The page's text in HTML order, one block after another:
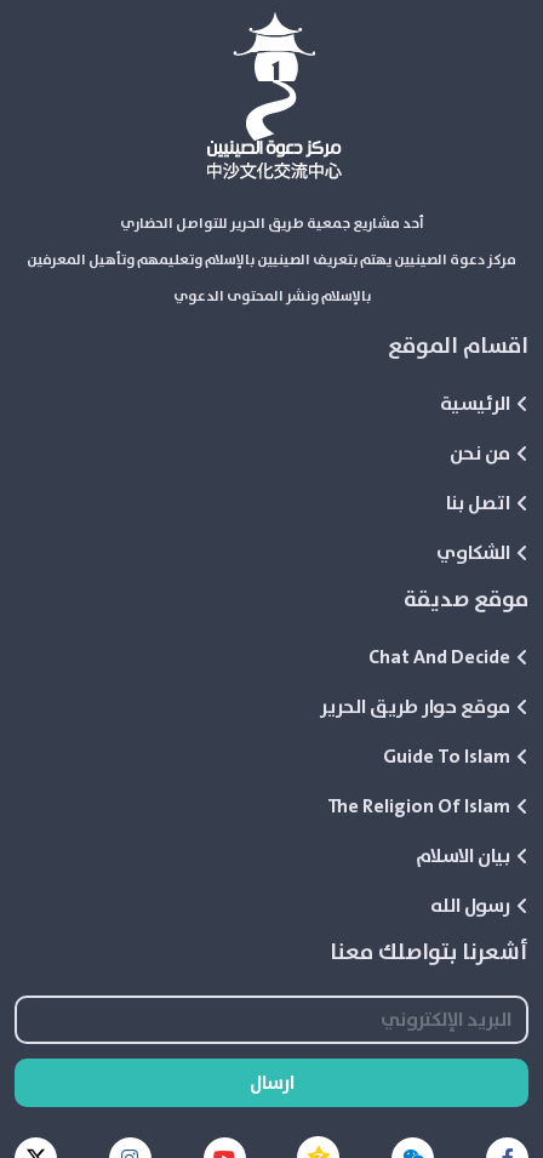
أحد مشاريع جمعية طريق الحرير للتواصل الحضاري
مركز دعوة الصينيين يهتم بتعريف الصينيين بالإسلام وتعليمهم وتأهيل المعرفين
بالإسلام ونشر المحتوى الدعوي
اقسام الموقع
الرئيسية
من نحن
اتصل بنا
الشكاوي
موقع صديقة
Chat And Decide
موقع حوار طريق الحرير
Guide To Islam
The Religion Of Islam
بيان الاسلام
رسول الله
أشعرنا بتواصلك معنا
ارسال